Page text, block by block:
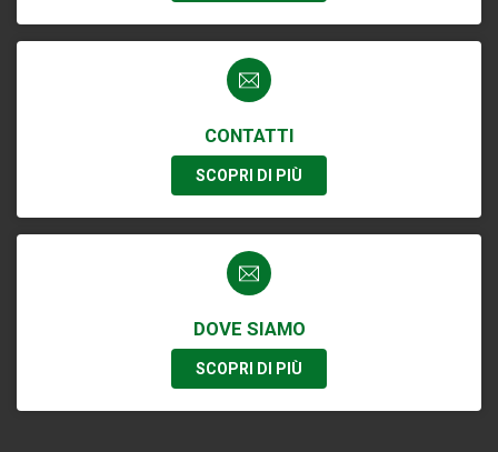
CONTATTI
SCOPRI DI PIÙ
DOVE SIAMO
SCOPRI DI PIÙ